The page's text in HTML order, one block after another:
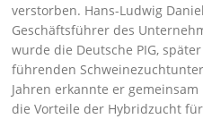
verstorben. Hans-Ludwig
Geschäftsführer des
wurde die Deutsche PIG,
führenden
Jahren erkannte er
die Vorteile der Hybridzucht